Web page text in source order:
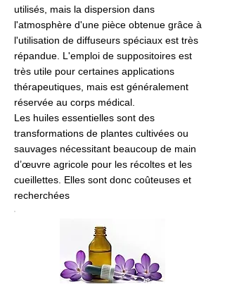
utilisés, mais la dispersion dans
l'atmosphère d'une pièce obtenue grâce à
l'utilisation de diffuseurs spéciaux est très
répandue. L'emploi de suppositoires est
très utile pour certaines applications
thérapeutiques, mais est généralement
réservée au corps médical.
Les huiles essentielles sont des
transformations de plantes cultivées ou
sauvages nécessitant beaucoup de main
d’œuvre agricole pour les récoltes et les
cueillettes. Elles sont donc coûteuses et
recherchées